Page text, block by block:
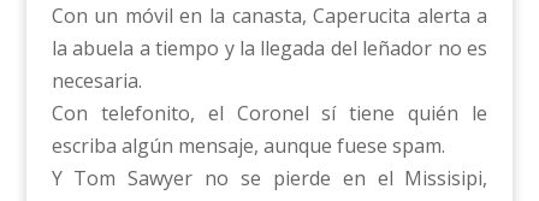
Con un móvil en la canasta, Caperucita alerta a
la abuela a tiempo y la llegada del leñador no es
necesaria.
Con telefonito, el Coronel sí tiene quién le
escriba algún mensaje, aunque fuese spam.
Y Tom Sawyer no se pierde en el Missisipi,